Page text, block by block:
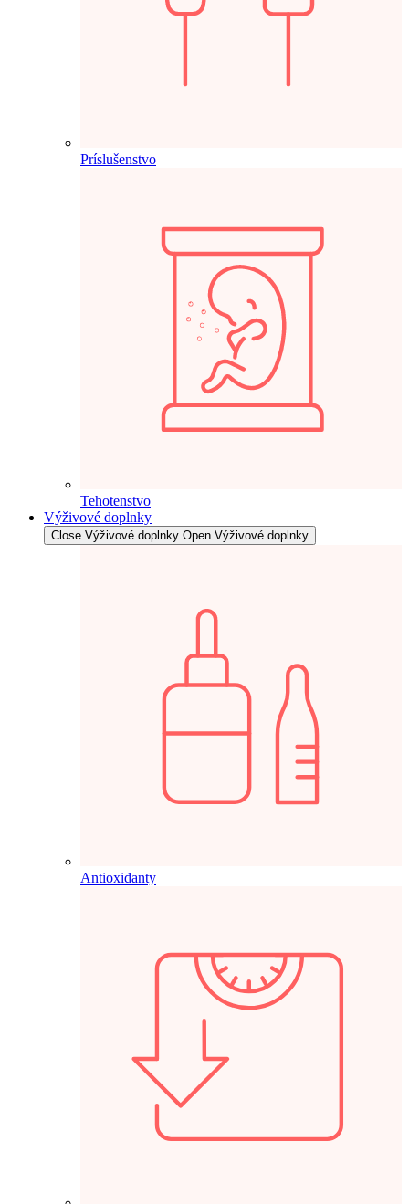
Príslušenstvo
Tehotenstvo
Výživové doplnky
Close Výživové doplnky Open Výživové doplnky
Antioxidanty